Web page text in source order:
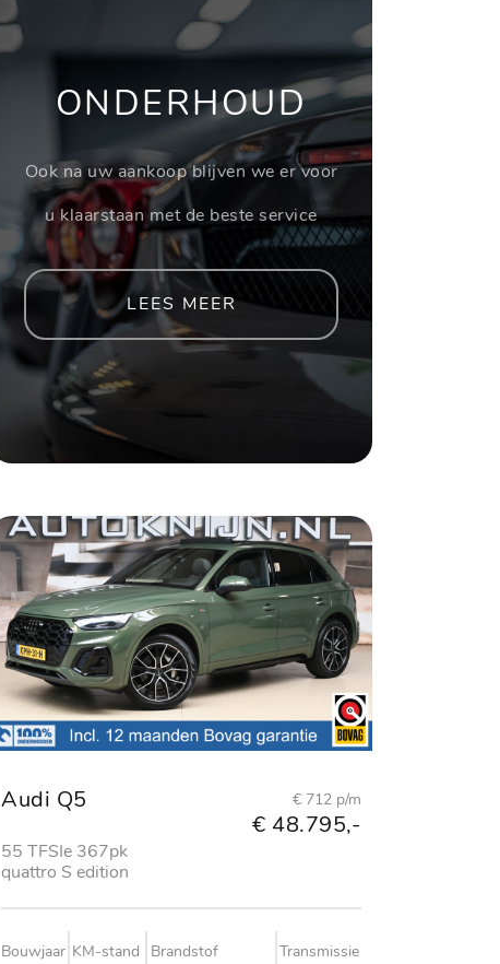
ONDERHOUD
Ook na uw aankoop blijven we er voor
u klaarstaan met de beste service
LEES MEER
Audi Q5
55 TFSIe 367pk
quattro S edition
€ 712 p/m
€ 48.795,-
Bouwjaar KM-stand
Brandstof
Transmissie